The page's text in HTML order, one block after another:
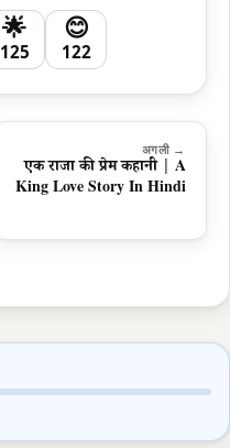
🌟
125
😊
122
अगली →
एक राजा की प्रेम कहानी | A
King Love Story In Hindi